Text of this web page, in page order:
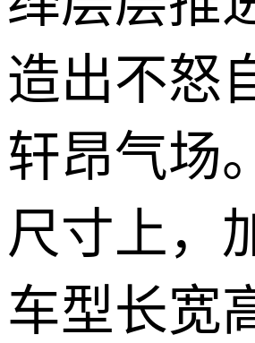
造出不怒
轩昂气场
尺寸上，
车型长宽